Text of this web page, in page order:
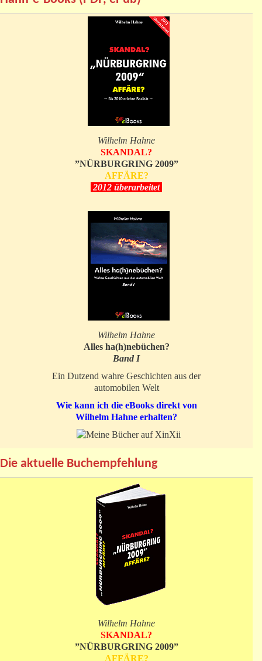
Wilhelm Hahne
SKANDAL?
”NÜRBURGRING 2009”
AFFÄRE?
2012 überarbeitet
Wilhelm Hahne
Alles ha(h)nebüchen?
Band I
Ein Dutzend wahre Geschichten aus der
automobilen Welt
Wie kann ich die eBooks direkt von
Wilhelm Hahne erhalten?
Die aktuelle Buchempfehlung
Wilhelm Hahne
SKANDAL?
”NÜRBURGRING 2009”
AFFÄRE?